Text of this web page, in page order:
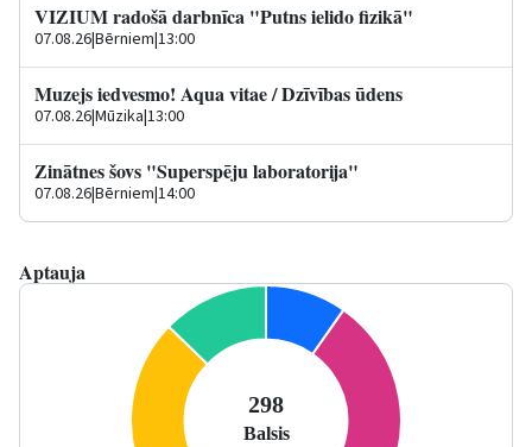
VIZIUM radošā darbnīca "Putns ielido fizikā"
07.08.26|Bērniem|13:00
Muzejs iedvesmo! Aqua vitae / Dzīvības ūdens
07.08.26|Mūzika|13:00
Zinātnes šovs "Superspēju laboratorija"
07.08.26|Bērniem|14:00
Aptauja